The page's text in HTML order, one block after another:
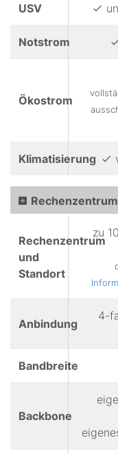
USV
Notstrom
Ökostrom
Klimatisierung
Rechenzentrum
und
Standort
zu
Anbindung
4-
Bandbreite
Backbone